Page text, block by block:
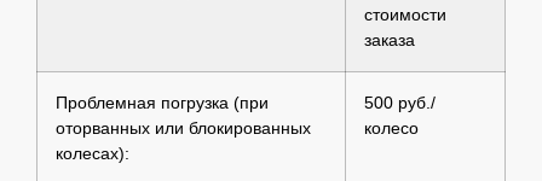
стоимости
заказа
Проблемная погрузка (при
оторванных или блокированных
колесах):
500 руб./
колесо